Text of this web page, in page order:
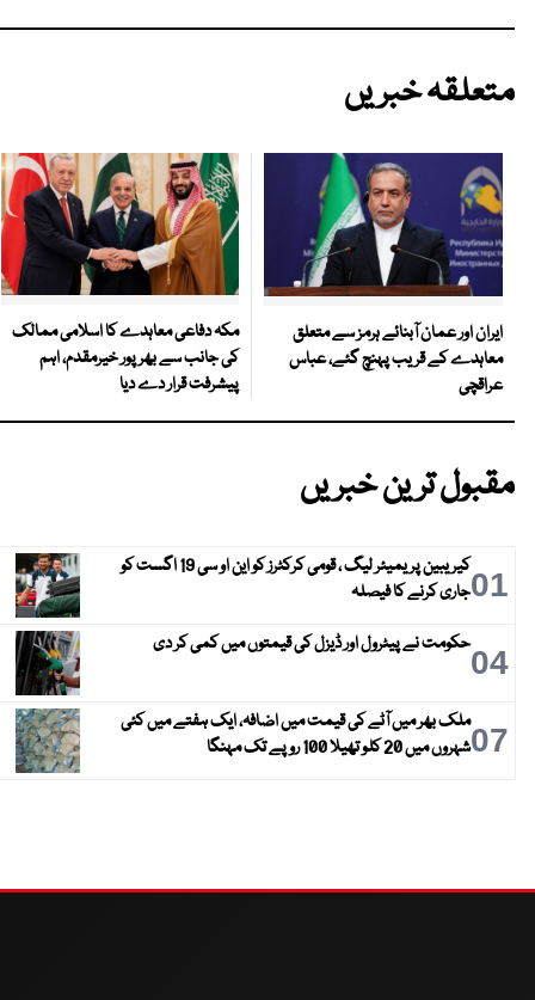
متعلقہ خبریں
ایران اور عمان آبنائے ہرمز سے متعلق
معاہدے کے قریب پہنچ گئے، عباس
عراقچی
مکہ دفاعی معاہدے کا اسلامی ممالک
کی جانب سے بھرپور خیرمقدم، اہم
پیشرفت قرار دے دیا
مقبول ترین خبریں
01
کیریبین پریمیئر لیگ ، قومی کرکٹرز کو این او سی 19 اگست کو
جاری کرنے کا فیصلہ
04حکومت نے پیٹرول اور ڈیزل کی قیمتوں میں کمی کر دی
07ملک بھر میں آٹے کی قیمت میں اضافہ، ایک ہفتے میں کئی
شہروں میں 20 کلو تھیلا 100 روپے تک مہنگا